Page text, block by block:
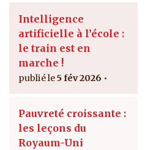
Intelligence
artificielle à l’école :
le train est en
marche !
5 fév 2026
Pauvreté croissante :
les leçons du
Royaum-Uni